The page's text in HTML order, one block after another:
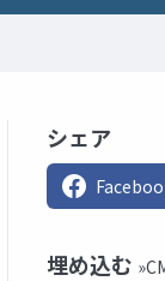
シェア
埋め込む